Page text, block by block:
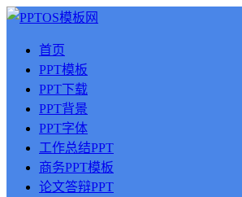
首页
PPT模板
PPT下载
PPT背景
PPT字体
工作总结PPT
商务PPT模板
论文答辩PPT